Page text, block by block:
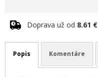
Doprava už od 8.61 €
Popis Komentáre